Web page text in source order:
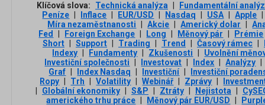
Klíčová slova: Technická analýza
Fundamentální
Peníze
Inflace EUR/USD Nasdaq USA Apple
Míra nezaměstnanosti
Akcie Americký dolar
Fed
Foreign Exchange Long Měnový pár
Prémie
Short
Support Trading Trend Časový rámec
Indexy
Fundamenty Zkušenosti
Uvolnění
Investiční společnosti
Investovat Index Analýzy
Graf
Index Nasdaq Investiční
Investiční
Ropy
Trh Volatility Webinář Zprávy
Globální ekonomiky S&P Ztráty Nejistota
amerického trhu práce
Měnový pár EUR/USD